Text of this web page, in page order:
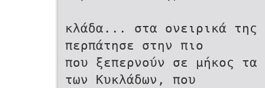
κλάδα... στα ονειρικά της
περπάτησε στην πιο
που ξεπερνούν σε μήκος
των Κυκλάδων, που